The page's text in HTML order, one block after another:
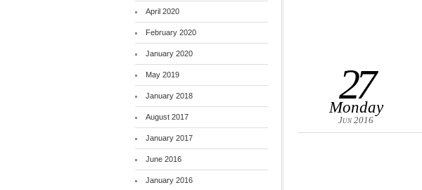
27
Monday
Jun 2016
April 2020
February 2020
January 2020
May 2019
January 2018
August 2017
January 2017
June 2016
January 2016